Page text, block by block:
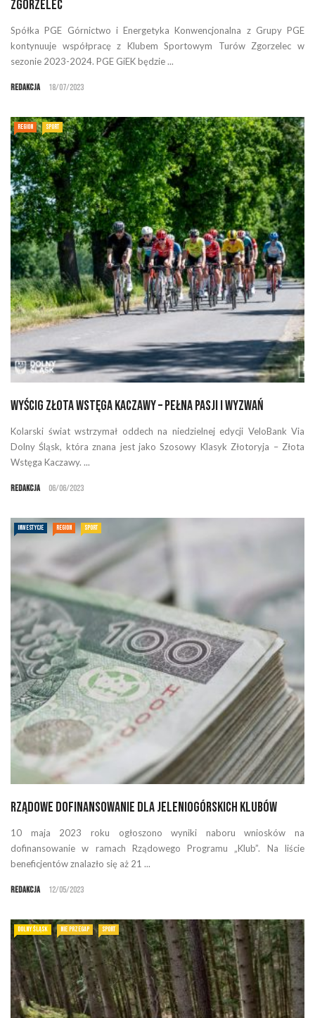
Zgorzelec
Spółka PGE Górnictwo i Energetyka Konwencjonalna z Grupy PGE
kontynuuje współpracę z Klubem Sportowym Turów Zgorzelec w
sezonie 2023-2024. PGE GiEK będzie ...
Redakcja 18/07/2023
REGION SPORT
Wyścig Złota Wstęga Kaczawy – Pełna pasji i wyzwań
Kolarski świat wstrzymał oddech na niedzielnej edycji VeloBank Via
Dolny Śląsk, która znana jest jako Szosowy Klasyk Złotoryja – Złota
Wstęga Kaczawy. ...
Redakcja 06/06/2023
INWESTYCJE REGION SPORT
Rządowe dofinansowanie dla jeleniogórskich klubów
10 maja 2023 roku ogłoszono wyniki naboru wniosków na
dofinansowanie w ramach Rządowego Programu „Klub”. Na liście
beneficjentów znalazło się aż 21 ...
Redakcja 12/05/2023
DOLNY ŚLĄSK NIE PRZEGAP SPORT